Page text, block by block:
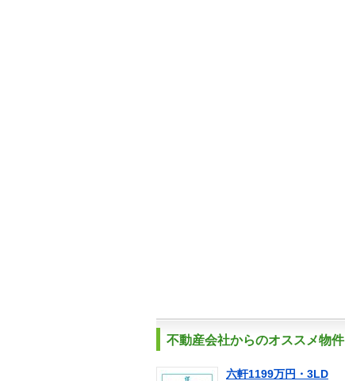
不動産会社からのオススメ物件
六軒1199万円・3LD